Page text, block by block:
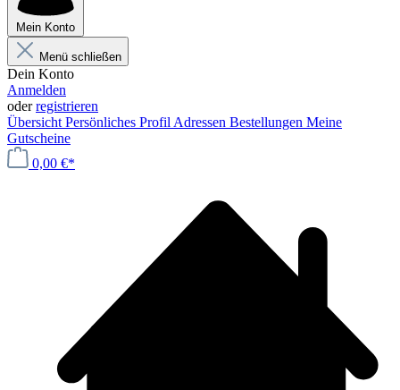
Mein Konto
Menü schließen
Dein Konto
Anmelden
oderregistrieren
Übersicht Persönliches Profil Adressen Bestellungen Meine
Gutscheine
0,00 €*